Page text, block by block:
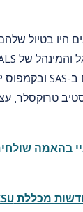
היו בטיול
טרוקסלר,
בהאמה